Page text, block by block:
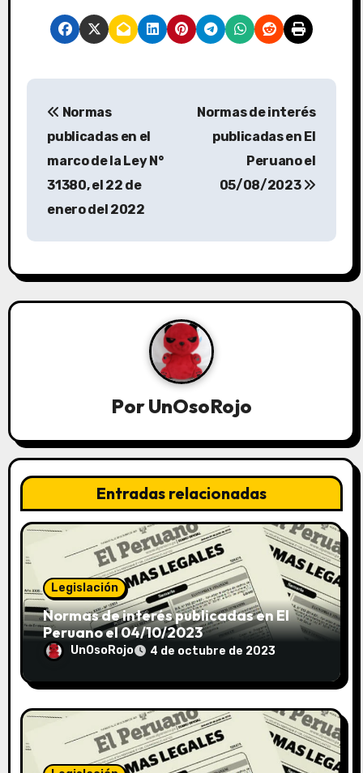
Normas
publicadas en el
marco de la Ley N°
31380, el 22 de
enero del 2022
Normas de interés
publicadas en El
Peruano el
05/08/2023
PorUnOsoRojo
Entradas relacionadas
Legislación
Normas de interés publicadas en El
Peruano el 04/10/2023
UnOsoRojo 4 de octubre de 2023